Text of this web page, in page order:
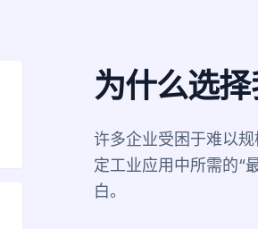
为什么选
许多企业受困于难以
定工业应用中所需的“
白。